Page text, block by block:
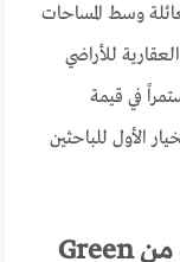
وسط المساحات
للأراضي
في قيمة
الأول للباحثين
خريطة الوصول والأماكن القريبة من Green